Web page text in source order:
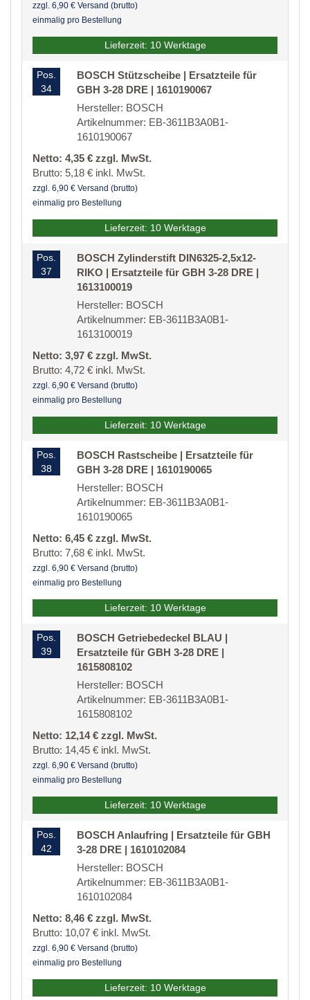
zzgl. 6,90 € Versand (brutto)
einmalig pro Bestellung
Lieferzeit: 10 Werktage
Pos.
34
BOSCH Stützscheibe | Ersatzteile für
GBH 3-28 DRE | 1610190067
Hersteller: BOSCH
Artikelnummer: EB-3611B3A0B1-
1610190067
Netto: 4,35 € zzgl. MwSt.
Brutto: 5,18 € inkl. MwSt.
zzgl. 6,90 € Versand (brutto)
einmalig pro Bestellung
Lieferzeit: 10 Werktage
Pos.
37
BOSCH Zylinderstift DIN6325-2,5x12-
RIKO | Ersatzteile für GBH 3-28 DRE |
1613100019
Hersteller: BOSCH
Artikelnummer: EB-3611B3A0B1-
1613100019
Netto: 3,97 € zzgl. MwSt.
Brutto: 4,72 € inkl. MwSt.
zzgl. 6,90 € Versand (brutto)
einmalig pro Bestellung
Lieferzeit: 10 Werktage
Pos.
38
BOSCH Rastscheibe | Ersatzteile für
GBH 3-28 DRE | 1610190065
Hersteller: BOSCH
Artikelnummer: EB-3611B3A0B1-
1610190065
Netto: 6,45 € zzgl. MwSt.
Brutto: 7,68 € inkl. MwSt.
zzgl. 6,90 € Versand (brutto)
einmalig pro Bestellung
Lieferzeit: 10 Werktage
Pos.
39
BOSCH Getriebedeckel BLAU |
Ersatzteile für GBH 3-28 DRE |
1615808102
Hersteller: BOSCH
Artikelnummer: EB-3611B3A0B1-
1615808102
Netto: 12,14 € zzgl. MwSt.
Brutto: 14,45 € inkl. MwSt.
zzgl. 6,90 € Versand (brutto)
einmalig pro Bestellung
Lieferzeit: 10 Werktage
Pos.
42
BOSCH Anlaufring | Ersatzteile für GBH
3-28 DRE | 1610102084
Hersteller: BOSCH
Artikelnummer: EB-3611B3A0B1-
1610102084
Netto: 8,46 € zzgl. MwSt.
Brutto: 10,07 € inkl. MwSt.
zzgl. 6,90 € Versand (brutto)
einmalig pro Bestellung
Lieferzeit: 10 Werktage